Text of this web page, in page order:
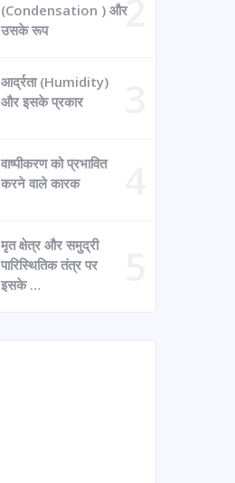
(Condensation ) और
उसके रूप
आर्द्रता (Humidity)
और इसके प्रकार
वाष्पीकरण को प्रभावित
करने वाले कारक
मृत क्षेत्र और समुद्री
पारिस्थितिक तंत्र पर
इसके …